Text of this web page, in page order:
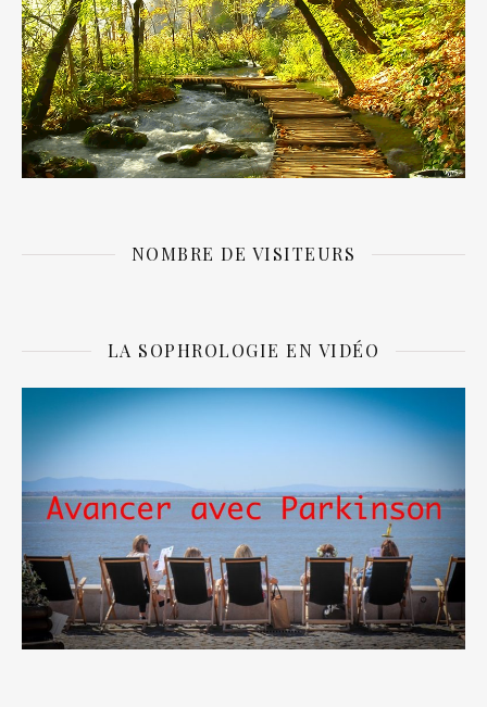
NOMBRE DE VISITEURS
LA SOPHROLOGIE EN VIDÉO